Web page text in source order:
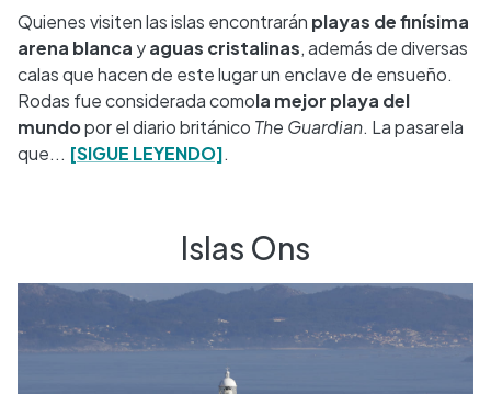
Quienes visiten las islas encontrarán playas de finísima
arena blanca yaguas cristalinas, además de diversas
calas que hacen de este lugar un enclave de ensueño.
Rodas fue considerada comola mejor playa del
mundopor el diario británico The Guardian. La pasarela
que... [SIGUE LEYENDO].
Islas Ons